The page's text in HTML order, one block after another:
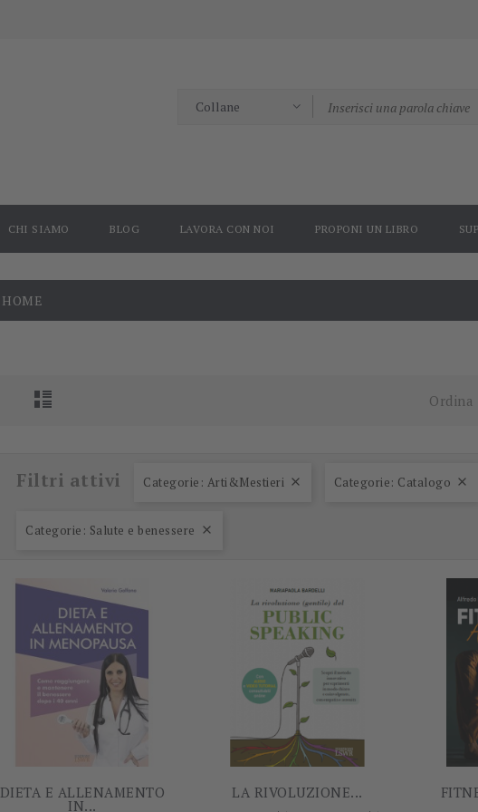
CHI SIAMO BLOG LAVORA CON NOI PROPONI UN LIBRO
HOME
Ordina
Filtri attivi Categorie: Arti&Mestieri  Categorie: Catalogo 
Categorie: Salute e benessere 
DIETA E ALLENAMENTO
IN...
LA RIVOLUZIONE...